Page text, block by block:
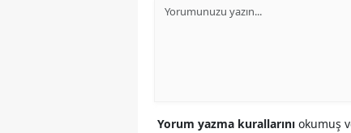
Yorum yazma kurallarını okumuş